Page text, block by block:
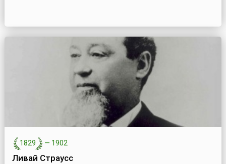
1829 — 1902
Ливай Страусс